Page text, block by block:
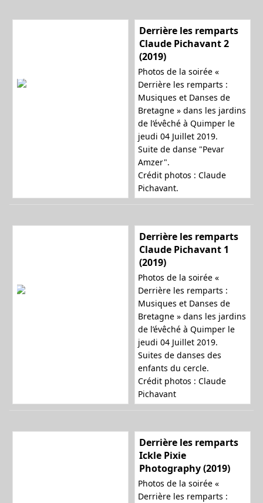
Derrière les remparts
Claude Pichavant 2
(2019)
Photos de la soirée «
Derrière les remparts :
Musiques et Danses de
Bretagne » dans les jardins
de l’évêché à Quimper le
jeudi 04 Juillet 2019.
Suite de danse "Pevar
Amzer".
Crédit photos : Claude
Pichavant.
Derrière les remparts
Claude Pichavant 1
(2019)
Photos de la soirée «
Derrière les remparts :
Musiques et Danses de
Bretagne » dans les jardins
de l’évêché à Quimper le
jeudi 04 Juillet 2019.
Suites de danses des
enfants du cercle.
Crédit photos : Claude
Pichavant
Derrière les remparts
Ickle Pixie
Photography (2019)
Photos de la soirée «
Derrière les remparts :